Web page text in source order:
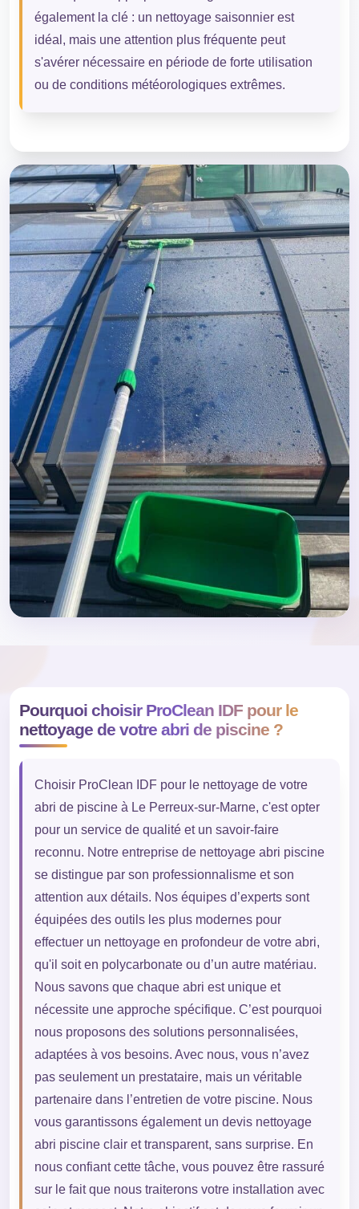
également la clé : un nettoyage saisonnier est
idéal, mais une attention plus fréquente peut
s'avérer nécessaire en période de forte utilisation
ou de conditions météorologiques extrêmes.
Pourquoi choisir ProClean IDF pour le
nettoyage de votre abri de piscine ?
Choisir ProClean IDF pour le nettoyage de votre
abri de piscine à Le Perreux-sur-Marne, c'est opter
pour un service de qualité et un savoir-faire
reconnu. Notre entreprise de nettoyage abri piscine
se distingue par son professionnalisme et son
attention aux détails. Nos équipes d’experts sont
équipées des outils les plus modernes pour
effectuer un nettoyage en profondeur de votre abri,
qu'il soit en polycarbonate ou d’un autre matériau.
Nous savons que chaque abri est unique et
nécessite une approche spécifique. C’est pourquoi
nous proposons des solutions personnalisées,
adaptées à vos besoins. Avec nous, vous n’avez
pas seulement un prestataire, mais un véritable
partenaire dans l’entretien de votre piscine. Nous
vous garantissons également un devis nettoyage
abri piscine clair et transparent, sans surprise. En
nous confiant cette tâche, vous pouvez être rassuré
sur le fait que nous traiterons votre installation avec